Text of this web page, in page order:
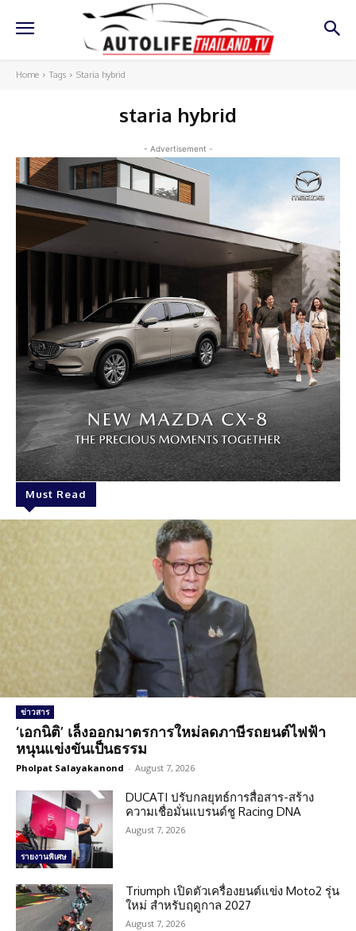
Home Tags Staria hybrid
staria hybrid
- Advertisement -
Must Read
ข่าวสาร
‘เอกนิติ’ เล็งออกมาตรการใหม่ลดภาษีรถยนต์ไฟฟ้า
หนุนแข่งขันเป็นธรรม
Pholpat Salayakanond - August 7, 2026
รายงานพิเศษ
DUCATI ปรับกลยุทธ์การสื่อสาร-สร้าง
ความเชื่อมั่นแบรนด์ชู Racing DNA
August 7, 2026
Triumph เปิดตัวเครื่องยนต์แข่ง Moto2 รุ่น
ใหม่ สำหรับฤดูกาล 2027
August 7, 2026